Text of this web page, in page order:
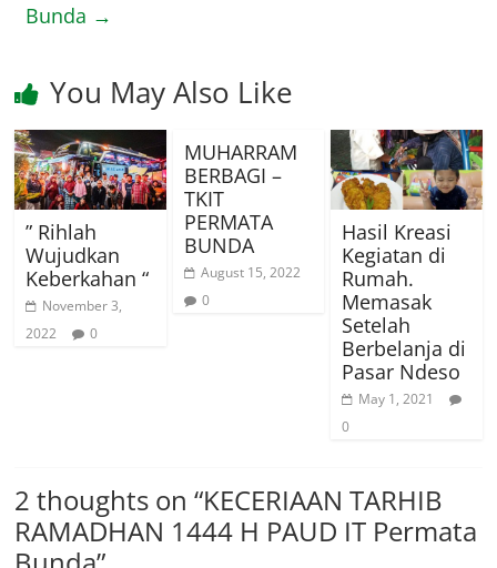
Bunda →
You May Also Like
” Rihlah
Wujudkan
Keberkahan “
November 3,
2022
0
MUHARRAM
BERBAGI –
TKIT
PERMATA
BUNDA
August 15, 2022
0
Hasil Kreasi
Kegiatan di
Rumah.
Memasak
Setelah
Berbelanja di
Pasar Ndeso
May 1, 2021
0
2 thoughts on “KECERIAAN TARHIB
RAMADHAN 1444 H PAUD IT Permata